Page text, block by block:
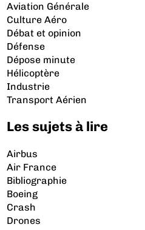
Aviation Générale
Culture Aéro
Débat et opinion
Défense
Dépose minute
Hélicoptère
Industrie
Transport Aérien
Les sujets à lire
Airbus
Air France
Bibliographie
Boeing
Crash
Drones